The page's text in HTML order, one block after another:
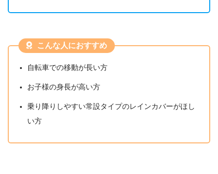
こんな人におすすめ
自転車での移動が長い方
お子様の身長が高い方
乗り降りしやすい常設タイプのレインカバーがほし
い方